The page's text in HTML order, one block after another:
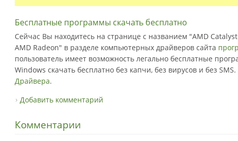
Бесплатные программы скачать бесплатно
Сейчас Вы находитесь на странице с названием "AMD
AMD Radeon" в разделе компьютерных драйверов сайта
пользователь имеет возможность легально бесплатные
Windows скачать бесплатно без капчи, без вирусов и без
Драйвера.
Добавить комментарий
Комментарии